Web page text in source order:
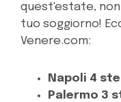
quest'estate, non
tuo soggiorno!
Venere.com:
Napoli 4
Palermo 3